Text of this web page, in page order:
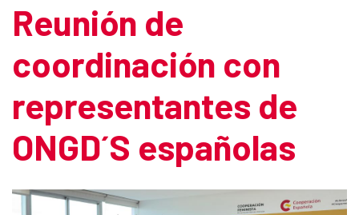
Reunión de
coordinación con
representantes de
ONGD´S españolas